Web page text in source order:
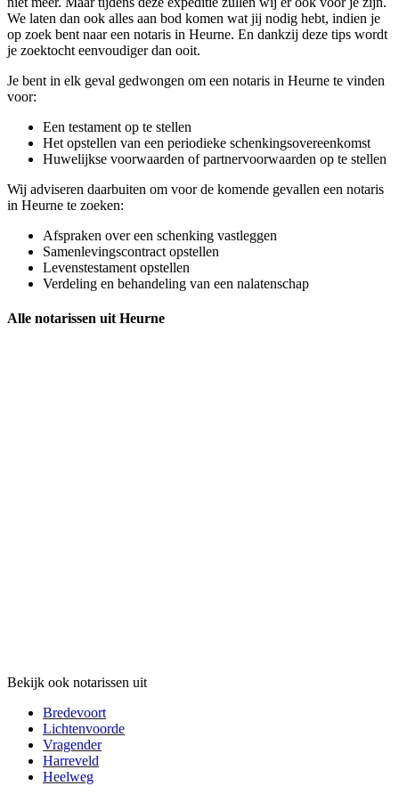
We laten dan ook alles aan bod komen wat jij nodig hebt, indien je
op zoek bent naar een notaris in Heurne. En dankzij deze tips wordt
je zoektocht eenvoudiger dan ooit.
Je bent in elk geval gedwongen om een notaris in Heurne te vinden
voor:
Een testament op te stellen
Het opstellen van een periodieke schenkingsovereenkomst
Huwelijkse voorwaarden of partnervoorwaarden op te stellen
Wij adviseren daarbuiten om voor de komende gevallen een notaris
in Heurne te zoeken:
Afspraken over een schenking vastleggen
Samenlevingscontract opstellen
Levenstestament opstellen
Verdeling en behandeling van een nalatenschap
Alle notarissen uit Heurne
Bekijk ook notarissen uit
Bredevoort
Lichtenvoorde
Vragender
Harreveld
Heelweg